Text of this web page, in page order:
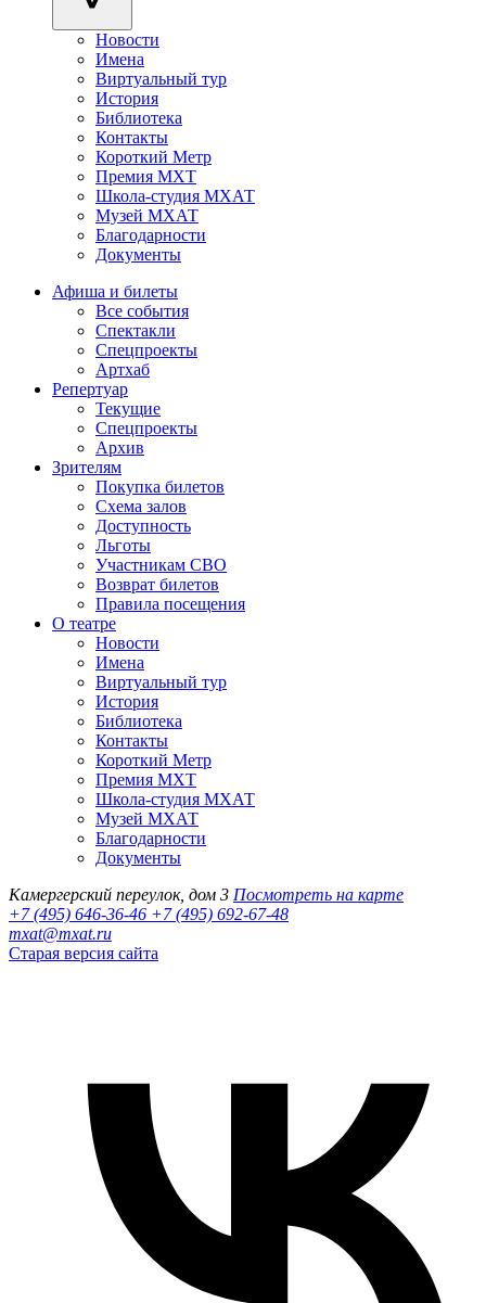
Новости
Имена
Виртуальный тур
История
Библиотека
Контакты
Короткий Метр
Премия МХТ
Школа-студия МХАТ
Музей МХАТ
Благодарности
Документы
Афиша и билеты
Все события
Спектакли
Спецпроекты
Артхаб
Репертуар
Текущие
Спецпроекты
Архив
Зрителям
Покупка билетов
Схема залов
Доступность
Льготы
Участникам СВО
Возврат билетов
Правила посещения
О театре
Новости
Имена
Виртуальный тур
История
Библиотека
Контакты
Короткий Метр
Премия МХТ
Школа-студия МХАТ
Музей МХАТ
Благодарности
Документы
Камергерский переулок, дом 3 Посмотреть на карте
+7 (495) 646-36-46 +7 (495) 692-67-48‬
mxat@mxat.ru
Старая версия сайта